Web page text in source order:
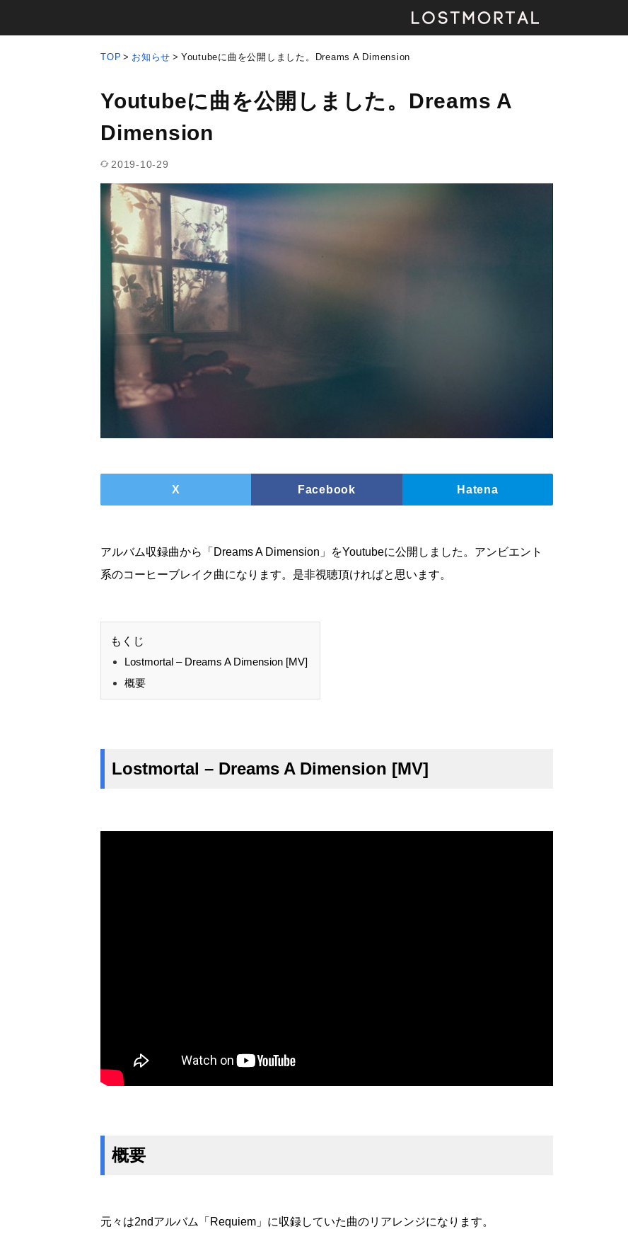
TOP お知らせ Youtubeに曲を公開しました。Dreams A Dimension
Youtubeに曲を公開しました。Dreams A
Dimension
2019-10-29
X Facebook Hatena
アルバム収録曲から「Dreams A Dimension」をYoutubeに公開しました。アンビエント
系のコーヒーブレイク曲になります。是非視聴頂ければと思います。
もくじ
Lostmortal – Dreams A Dimension [MV]
概要
Lostmortal – Dreams A Dimension [MV]
概要
元々は2ndアルバム「Requiem」に収録していた曲のリアレンジになります。